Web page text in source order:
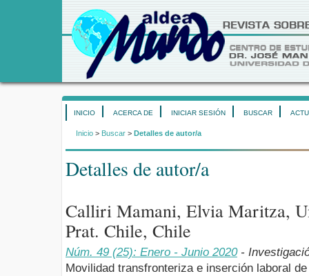
INICIO ACERCA DE INICIAR SESIÓN BUSCAR
Inicio > Buscar > Detalles de autor/a
Detalles de autor/a
Calliri Mamani, Elvia Maritza,
Prat. Chile, Chile
Núm. 49 (25): Enero - Junio 2020-
Movilidad transfronteriza e inserción laboral